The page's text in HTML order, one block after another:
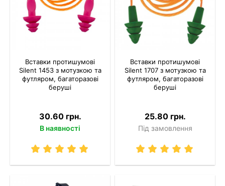
Вставки протишумові
Silent 1453 з мотузкою та
футляром, багаторазові
беруші
30.60 грн.
В наявності
Вставки протишумові
Silent 1707 з мотузкою та
футляром, багаторазові
беруші
25.80 грн.
Під замовлення